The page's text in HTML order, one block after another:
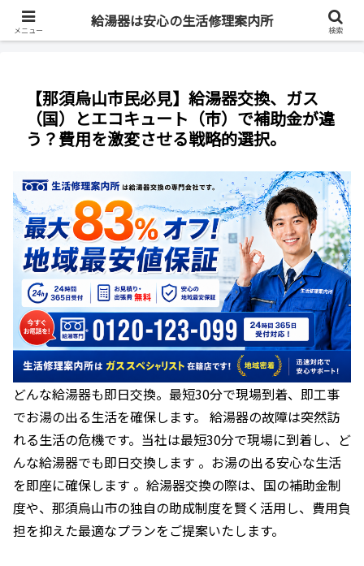
最短即日・全国対応・最大83%OFF
【那須烏山市民必見】給湯器交換、ガス
（国）とエコキュート（市）で補助金が違
う？費用を激変させる戦略的選択。
どんな給湯器も即日交換。最短30分で現場到着、即工事
でお湯の出る生活を確保します。 給湯器の故障は突然訪
れる生活の危機です。当社は最短30分で現場に到着し、ど
んな給湯器でも即日交換します 。お湯の出る安心な生活
を即座に確保します 。給湯器交換の際は、国の補助金制
度や、那須烏山市の独自の助成制度を賢く活用し、費用負
担を抑えた最適なプランをご提案いたします。
メニュー
給湯器は安心の生活修理案内所
検索